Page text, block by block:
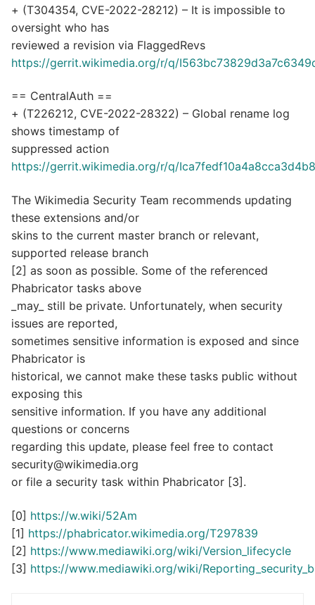
+ (T304354, CVE-2022-28212) – It is impossible to
oversight who has
reviewed a revision via FlaggedRevs
https://gerrit.wikimedia.org/r/q/
== CentralAuth ==
+ (T226212, CVE-2022-28322) – Global rename log
shows timestamp of
suppressed action
https://gerrit.wikimedia.org/r/q/
The Wikimedia Security Team recommends updating
these extensions and/or
skins to the current master branch or relevant,
supported release branch
[2] as soon as possible. Some of the referenced
Phabricator tasks above
_may_ still be private. Unfortunately, when security
issues are reported,
sometimes sensitive information is exposed and since
Phabricator is
historical, we cannot make these tasks public without
exposing this
sensitive information. If you have any additional
questions or concerns
regarding this update, please feel free to contact
security@wikimedia.org
or file a security task within Phabricator [3].
[0] https://w.wiki/52Am
[1] https://phabricator.wikimedia.org/T297839
[2] https://www.mediawiki.org/wiki/Version_lifecycle
[3] https://www.mediawiki.org/wiki/